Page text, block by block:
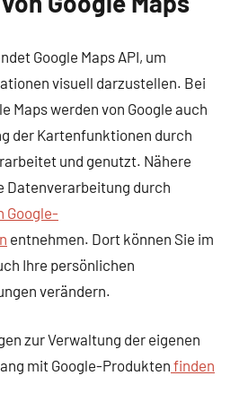
Google Maps API, um
visuell darzustellen. Bei
Maps werden von Google auch
der Kartenfunktionen durch
und genutzt. Nähere
Datenverarbeitung durch
Google-
entnehmen. Dort können Sie im
Ihre persönlichen
verändern.
zur Verwaltung der eigenen
mit Google-Produkten finden